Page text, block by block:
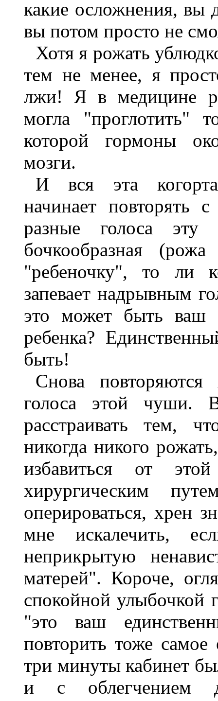
какие осложнения, вы
вы потом просто не
Хотя я рожать
тем не менее, я
лжи! Я в медицине
могла "проглотить"
которой гормоны
мозги.
И вся эта
начинает повторять
разные голоса эту
бочкообразная
"ребеночку", то ли
запевает надрывным
это может быть ваш
ребенка?
быть!
Снова
голоса этой чуши.
расстраивать тем,
никогда никого
избавиться от
хирургическим
оперироваться, хрен
мне искалечить,
неприкрытую
матерей". Короче,
спокойной улыбочкой
"это ваш
повторить тоже
три минуты кабинет
и с облегчением